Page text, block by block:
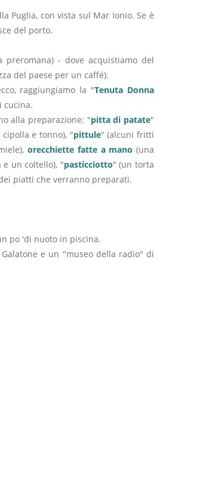
Puglia, con vista sul Mar Ionio. Se è
del porto.
preromana) - dove acquistiamo del
del paese per un caffé).
raggiungiamo la "Tenuta Donna
cucina.
alla preparazione: "pitta di patate"
e tonno), "pittule" (alcuni fritti
orecchiette fatte a mano (una
un coltello), "pasticciotto" (un torta
piatti che verranno preparati.
po 'di nuoto in piscina.
e un "museo della radio" di